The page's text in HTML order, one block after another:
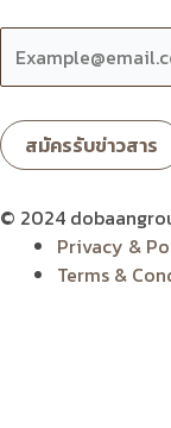
© 2024
Privacy &
Terms &